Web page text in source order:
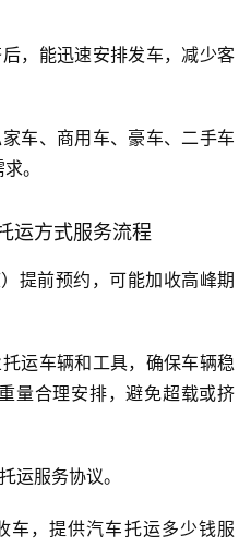
，能迅速安排发车，减少客
车、商用车、豪车、二手车
。
运方式服务流程
提前预约，可能加收高峰期
运车辆和工具，确保车辆稳
量合理安排，避免超载或挤
运服务协议。
车，提供汽车托运多少钱服